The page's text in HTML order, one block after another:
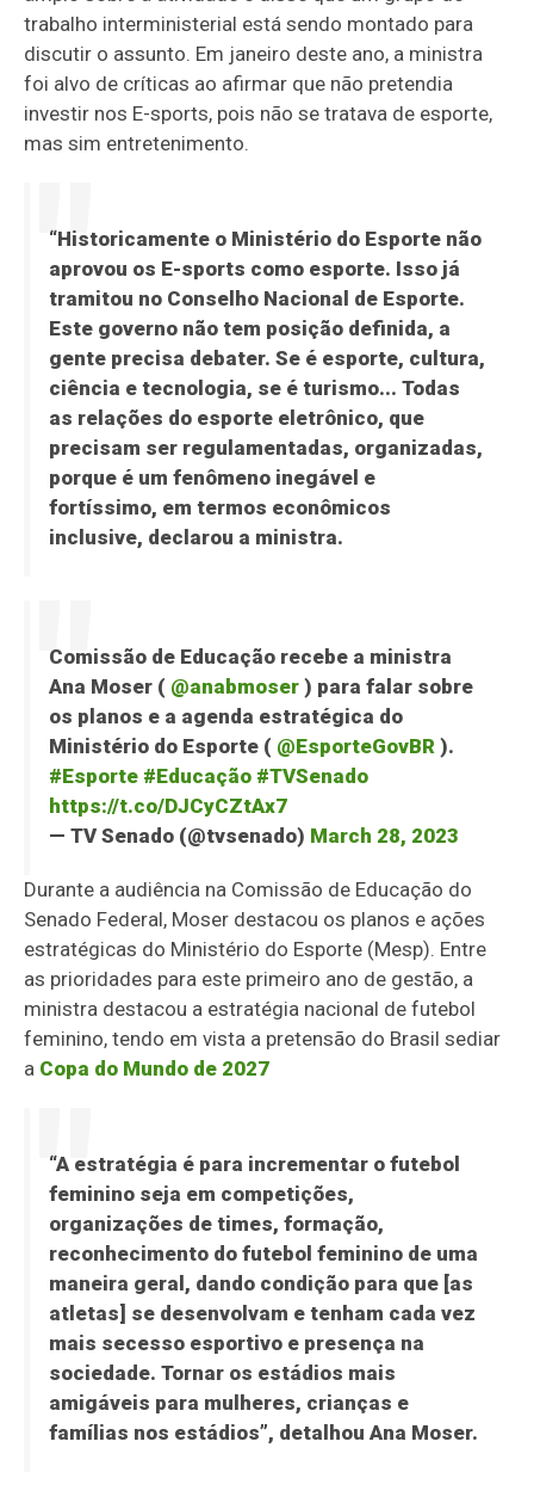
trabalho interministerial está sendo montado para
discutir o assunto. Em janeiro deste ano, a ministra
foi alvo de críticas ao afirmar que não pretendia
investir nos E-sports, pois não se tratava de esporte,
mas sim entretenimento.
“Historicamente o Ministério do Esporte não
aprovou os E-sports como esporte. Isso já
tramitou no Conselho Nacional de Esporte.
Este governo não tem posição definida, a
gente precisa debater. Se é esporte, cultura,
ciência e tecnologia, se é turismo... Todas
as relações do esporte eletrônico, que
precisam ser regulamentadas, organizadas,
porque é um fenômeno inegável e
fortíssimo, em termos econômicos
inclusive, declarou a ministra.
Comissão de Educação recebe a ministra
Ana Moser ( @anabmoser) para falar sobre
os planos e a agenda estratégica do
Ministério do Esporte ( @EsporteGovBR).
#Esporte #Educação #TVSenado
https://t.co/DJCyCZtAx7
— TV Senado (@tvsenado) March 28, 2023
Durante a audiência na Comissão de Educação do
Senado Federal, Moser destacou os planos e ações
estratégicas do Ministério do Esporte (Mesp). Entre
as prioridades para este primeiro ano de gestão, a
ministra destacou a estratégia nacional de futebol
feminino, tendo em vista a pretensão do Brasil sediar
a Copa do Mundo de 2027
“A estratégia é para incrementar o futebol
feminino seja em competições,
organizações de times, formação,
reconhecimento do futebol feminino de uma
maneira geral, dando condição para que [as
atletas] se desenvolvam e tenham cada vez
mais secesso esportivo e presença na
sociedade. Tornar os estádios mais
amigáveis para mulheres, crianças e
famílias nos estádios”, detalhou Ana Moser.